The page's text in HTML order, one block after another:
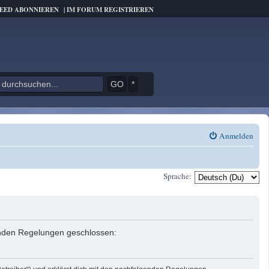
ABONNIEREN |IM FORUM REGISTRIEREN
*
Anmelden
Sprache:
Regelungen geschlossen: